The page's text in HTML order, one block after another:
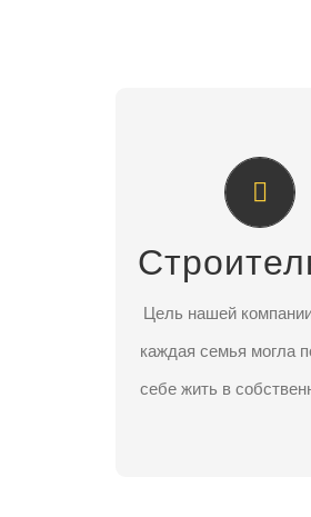
Цель нашей
каждая семья могла
себе жить в
Мы предлагаем
использованием
надежных,
временем